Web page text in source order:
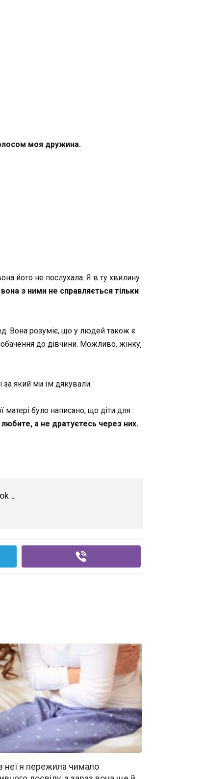
моя дружина.
його не послухала. Я в ту хвилину
з ними не справляється тільки
Вона розуміє, що у людей також є
до дівчини. Можливо, жінку,
за який ми їм дякували.
матері було написано, що діти для
а не дратуєтесь через них.
↓
неї я пережила чимало